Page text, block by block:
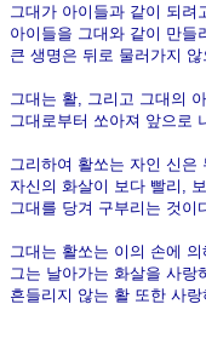
그대가 아이들과 같이 되려
아이들을 그대와 같이 만들
큰 생명은 뒤로 물러가지
그대는 활, 그리고 그대의
그대로부터 쏘아져 앞으로
그리하여 활쏘는 자인 신은
자신의 화살이 보다 빨리,
그대를 당겨 구부리는 것이
그대는 활쏘는 이의 손에
그는 날아가는 화살을 사랑
흔들리지 않는 활 또한 사랑